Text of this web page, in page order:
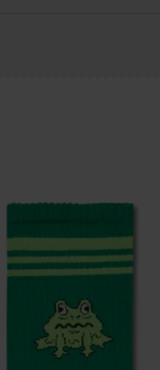
si ferma alla qualità o alle